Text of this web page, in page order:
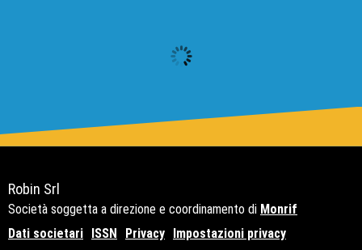
Robin Srl
Società soggetta a direzione e coordinamento di Monrif
Dati societari ISSN Privacy Impostazioni privacy